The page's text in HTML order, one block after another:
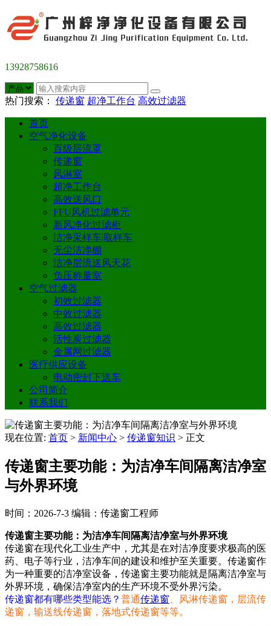
13928758616
热门搜索： 传递窗 超净工作台 高效过滤器
首页
空气净化设备
百级层流罩
传递窗
风淋室
超净工作台
高效送风口
FFU风机过滤单元
新风净化过滤柜
洁净采样车|取样车
无尘洁净棚
洁净层流送风天花
负压称量室
空气过滤器
初效过滤器
中效过滤器
高效过滤器
活性炭过滤器
金属网过滤器
医疗供应设备
电动密封下送车
公司简介
联系我们
现在位置: 首页 > 新闻中心 > 传递窗知识 > 正文
传递窗主要功能：为洁净车间隔离洁净室
与外界环境
时间：2026-7-3 编辑：传递窗工程师
传递窗主要功能：为洁净车间隔离洁净室与外界环境
传递窗在现代化工业生产中，尤其是在对洁净度要求极高的医
药、电子等行业，洁净车间的建设和维护至关重要。传递窗作
为一种重要的洁净室设备，传递窗主要功能就是隔离洁净室与
外界环境，确保洁净室内的生产环境不受外界污染。
传递窗都有哪些类型能选？ 普通传递窗‌ 、风淋传递窗‌，‌层流传
递窗，输送线传递窗，落地式传递窗等等。